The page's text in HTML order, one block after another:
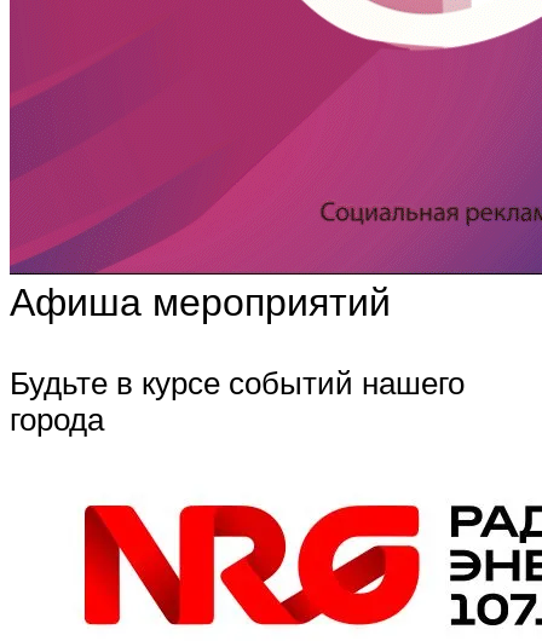
Афиша мероприятий
Будьте в курсе событий нашего
города